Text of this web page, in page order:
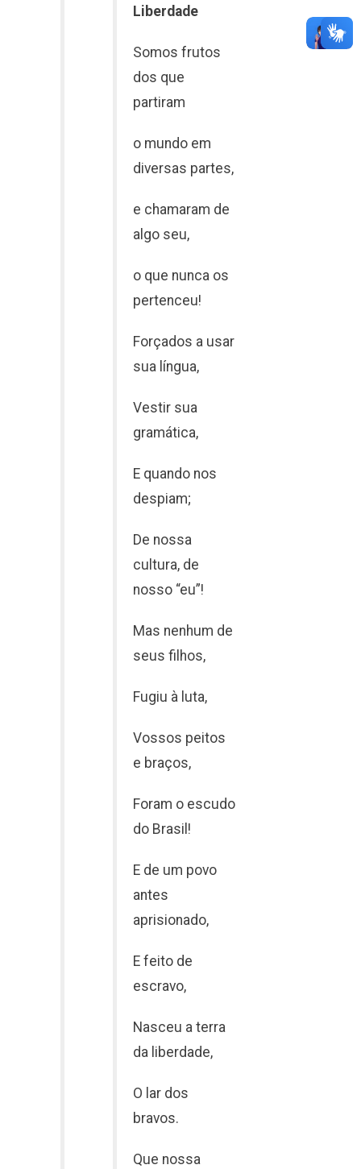
Liberdade
Somos frutos
dos que
partiram
o mundo em
diversas partes,
e chamaram de
algo seu,
o que nunca os
pertenceu!
Forçados a usar
sua língua,
Vestir sua
gramática,
E quando nos
despiam;
De nossa
cultura, de
nosso “eu”!
Mas nenhum de
seus filhos,
Fugiu à luta,
Vossos peitos
e braços,
Foram o escudo
do Brasil!
E de um povo
antes
aprisionado,
E feito de
escravo,
Nasceu a terra
da liberdade,
O lar dos
bravos.
Que nossa